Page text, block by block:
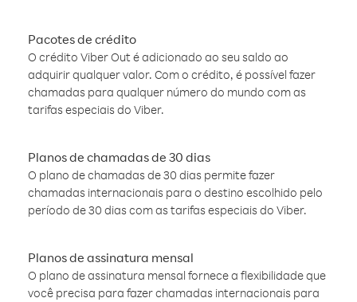
Pacotes de crédito
O crédito Viber Out é adicionado ao seu saldo ao
adquirir qualquer valor. Com o crédito, é possível fazer
chamadas para qualquer número do mundo com as
tarifas especiais do Viber.
Planos de chamadas de 30 dias
O plano de chamadas de 30 dias permite fazer
chamadas internacionais para o destino escolhido pelo
período de 30 dias com as tarifas especiais do Viber.
Planos de assinatura mensal
O plano de assinatura mensal fornece a flexibilidade que
você precisa para fazer chamadas internacionais para